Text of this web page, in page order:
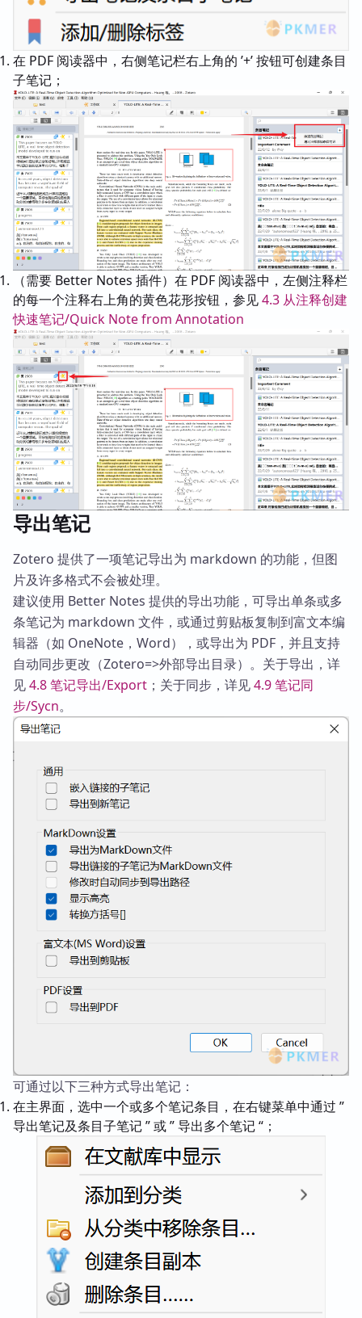
在 PDF 阅读器中，右侧笔记栏右上角的 ’+’ 按钮可创建条目
子笔记；
（需要 Better Notes 插件）在 PDF 阅读器中，左侧注释栏
的每一个注释右上角的黄色花形按钮，参见4.3 从注释创建
快速笔记/Quick Note from Annotation
导出笔记
Zotero 提供了一项笔记导出为 markdown 的功能，但图
片及许多格式不会被处理。
建议使用 Better Notes 提供的导出功能，可导出单条或多
条笔记为 markdown 文件，或通过剪贴板复制到富文本编
辑器（如 OneNote，Word），或导出为 PDF，并且支持
自动同步更改（Zotero=>外部导出目录）。关于导出，详
见4.8 笔记导出/Export ；关于同步，详见4.9 笔记同
步/Sycn。
可通过以下三种方式导出笔记：
在主界面，选中一个或多个笔记条目，在右键菜单中通过 ”
导出笔记及条目子笔记 ” 或 ” 导出多个笔记 “；